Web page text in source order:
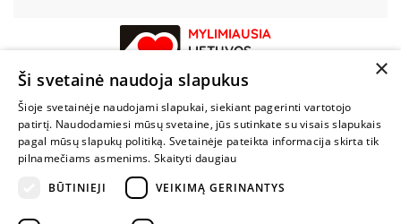
MYLIMIAUSIA
LIETUVOS
PARDUOTUVĖ
NENUSTOK
ŽAISTI
+370 600 84088
×
Ši svetainė naudoja slapukus
Šioje svetainėje naudojami slapukai, siekiant pagerinti vartotojo
patirtį. Naudodamiesi mūsų svetaine, jūs sutinkate su visais slapukais
pagal mūsų slapukų politiką. Svetainėje pateikta informacija skirta tik
pilnamečiams asmenims. Skaityti daugiau
BŪTINIEJI
VEIKIMĄ GERINANTYS